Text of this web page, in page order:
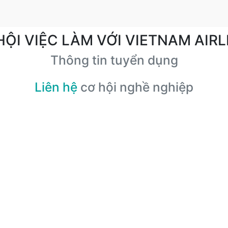
VIỆC LÀM VỚI VIETNAM
Thông tin tuyển dụng
Liên hệ cơ hội nghề nghiệp